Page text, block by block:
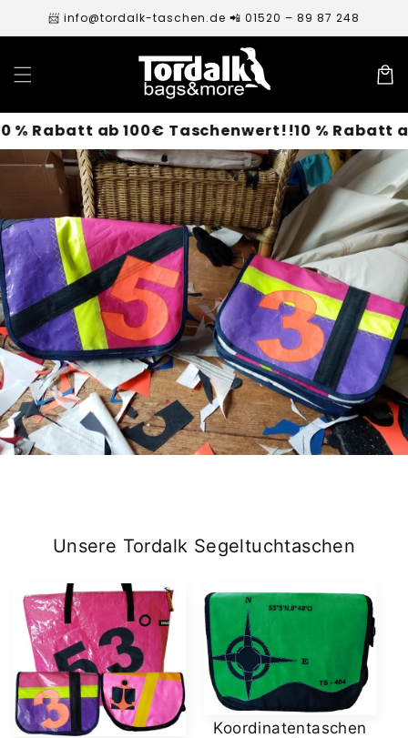
zum
Inhalt
📨 info@tordalk-taschen.de 📲 01520 – 89 87 248
Rabatt ab 100€ Taschenwert!!10 % Rabatt ab
Unsere Tordalk Segeltuchtaschen
Koordinatentaschen